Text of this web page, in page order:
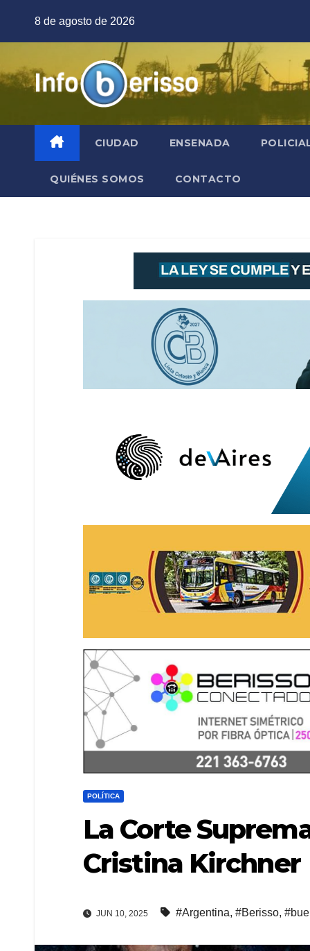
8 de agosto de 2026
CIUDAD ENSENADA
QUIÉNES SOMOS CONTACTO
POLÍTICA
La Corte
Cristina Kirchner
JUN 10, 2025 #Argentina, #Berisso,